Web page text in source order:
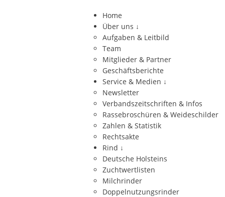
Home
Über uns ↓
Aufgaben & Leitbild
Team
Mitglieder & Partner
Geschäftsberichte
Service & Medien ↓
Newsletter
Verbandszeitschriften & Infos
Rassebroschüren & Weideschilder
Zahlen & Statistik
Rechtsakte
Rind ↓
Deutsche Holsteins
Zuchtwertlisten
Milchrinder
Doppelnutzungsrinder